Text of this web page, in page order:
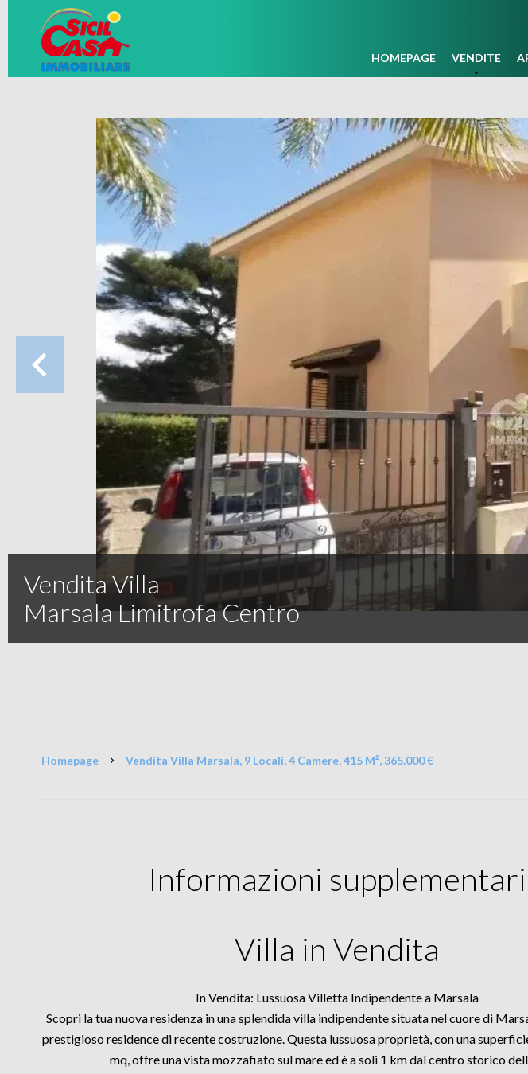
HOMEPAGE VENDITE
Vendita Villa
Marsala Limitrofa Centro
Homepage Vendita Villa Marsala, 9 Locali, 4 Camere, 415 M², 365.000 €
Informazioni supplementari
Villa in Vendita
In Vendita: Lussuosa Villetta Indipendente a Marsala
Scopri la tua nuova residenza in una splendida villa indipendente situata nel cuore di
prestigioso residence di recente costruzione. Questa lussuosa proprietà, con una
mq, offre una vista mozzafiato sul mare ed è a soli 1 km dal centro storico